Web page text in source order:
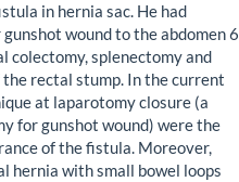
in hernia sac. He had
wound to the abdomen 6
colectomy, splenectomy and
rectal stump. In the current
at laparotomy closure (a
for gunshot wound) were the
of the fistula. Moreover,
hernia with small bowel loops